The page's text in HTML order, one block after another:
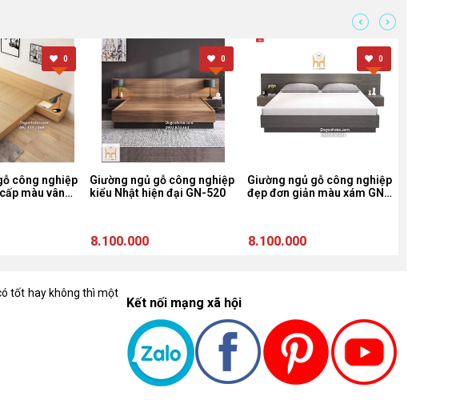
0
công nghiệp
màu vân
0
Giường ngủ gỗ công nghiệp
kiểu Nhật hiện đại GN-520
8.100.000
0
Giường ngủ gỗ công nghiệp
đẹp đơn giản màu xám GN-
8.100.000
tốt hay không thì một
Kết nối mạng xã hội